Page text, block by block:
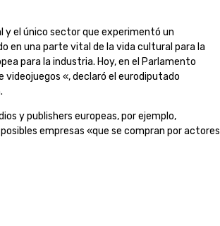
y el único sector que experimentó un
en una parte vital de la vida cultural para la
para la industria. Hoy, en el Parlamento
«, declaró el eurodiputado
y publishers europeas, por ejemplo,
empresas «que se compran por actores